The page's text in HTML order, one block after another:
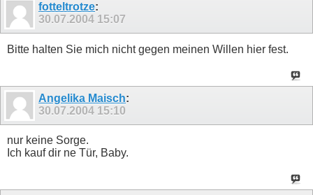
fotteltrotze:
30.07.2004 15:07
Bitte halten Sie mich nicht gegen meinen Willen hier fest.
Angelika Maisch:
30.07.2004 15:10
nur keine Sorge.
Ich kauf dir ne Tür, Baby.